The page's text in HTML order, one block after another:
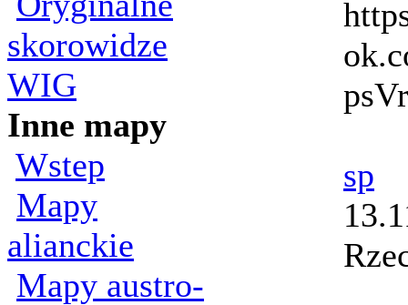
skorowidze
WIG
Inne mapy
Wstep
Mapy
alianckie
Mapy austro-
sp